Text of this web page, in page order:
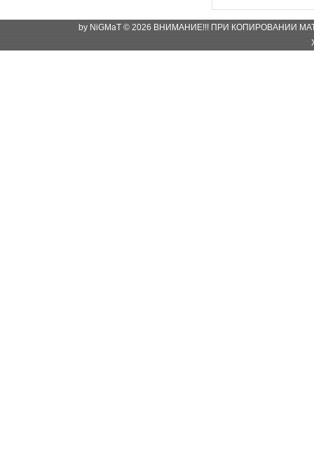
by NiGMaT © 2026 ВНИМАНИЕ!!! ПРИ КОПИРОВАНИИ